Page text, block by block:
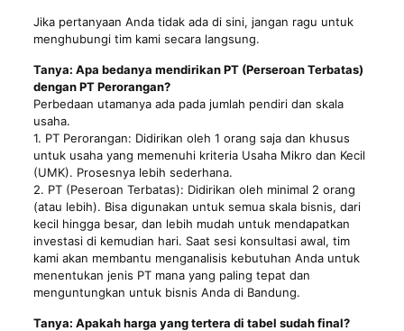
Jika pertanyaan Anda tidak ada di sini, jangan ragu untuk
menghubungi tim kami secara langsung.
Tanya: Apa bedanya mendirikan PT (Perseroan Terbatas)
dengan PT Perorangan?
Perbedaan utamanya ada pada jumlah pendiri dan skala
usaha.
1. PT Perorangan: Didirikan oleh 1 orang saja dan khusus
untuk usaha yang memenuhi kriteria Usaha Mikro dan Kecil
(UMK). Prosesnya lebih sederhana.
2. PT (Peseroan Terbatas): Didirikan oleh minimal 2 orang
(atau lebih). Bisa digunakan untuk semua skala bisnis, dari
kecil hingga besar, dan lebih mudah untuk mendapatkan
investasi di kemudian hari. Saat sesi konsultasi awal, tim
kami akan membantu menganalisis kebutuhan Anda untuk
menentukan jenis PT mana yang paling tepat dan
menguntungkan untuk bisnis Anda di Bandung.
Tanya: Apakah harga yang tertera di tabel sudah final?